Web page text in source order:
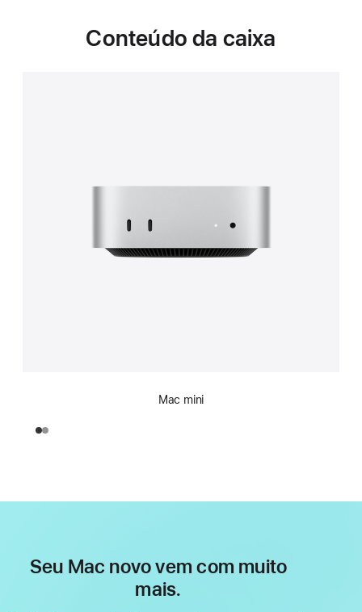
Conteúdo da caixa
Mac mini
Seu Mac novo vem com muito
mais.